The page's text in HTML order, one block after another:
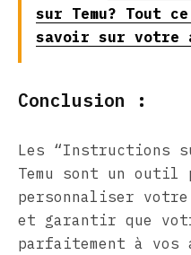
sur Temu? Tout
savoir sur votre
Conclusion :
Les “Instructions
Temu sont un outil
personnaliser votre
et garantir que
parfaitement à vos